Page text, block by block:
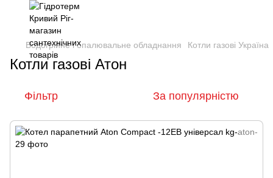
Водогрійне і опалювальне обладнання Котли газові Україна
Котли газові Атон
Фільтр За популярністю